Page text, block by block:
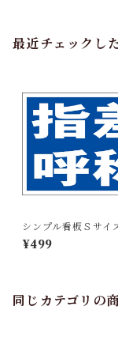
最近チェックし
シンプル看板Ｓサイ
呼称」【工場・現場
¥499
同じカテゴリの